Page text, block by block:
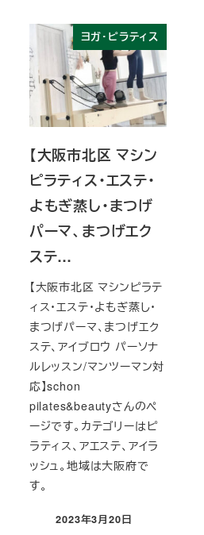
ヨガ・ピラティス
【大阪市北区 マシン
ピラティス・エステ・
よもぎ蒸し・まつげ
パーマ、まつげエク
ステ…
【大阪市北区 マシンピラテ
ィス・エステ・よもぎ蒸し・
まつげパーマ、まつげエク
ステ、アイブロウ パーソナ
ルレッスン/マンツーマン対
応】schon
pilates&beautyさんのペ
ージです。カテゴリーはピ
ラティス、アエステ、アイラ
ッシュ。地域は大阪府で
す。
投稿日
2023年3月20日